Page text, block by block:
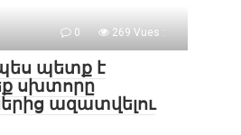
0 269 Vues :
պետք է
սխտորը
ազատվելու